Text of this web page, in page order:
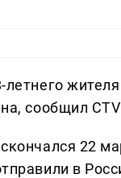
летнего
сообщил
22
в